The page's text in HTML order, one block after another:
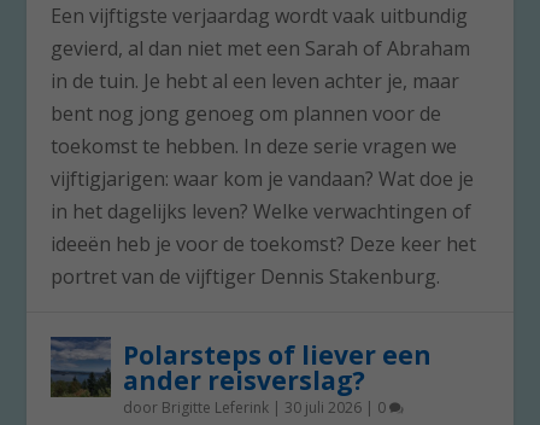
Een vijftigste verjaardag wordt vaak uitbundig
gevierd, al dan niet met een Sarah of Abraham
in de tuin. Je hebt al een leven achter je, maar
bent nog jong genoeg om plannen voor de
toekomst te hebben. In deze serie vragen we
vijftigjarigen: waar kom je vandaan? Wat doe je
in het dagelijks leven? Welke verwachtingen of
ideeën heb je voor de toekomst? Deze keer het
portret van de vijftiger Dennis Stakenburg.
Polarsteps of liever een
ander reisverslag?
door Brigitte Leferink | 30 juli 2026 | 0